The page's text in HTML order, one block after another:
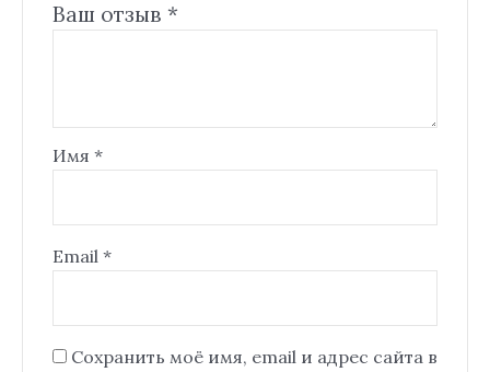
Ваш отзыв *
Имя *
Email *
Сохранить моё имя, email и адрес сайта в